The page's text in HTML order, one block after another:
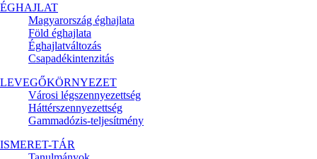
ÉGHAJLAT
Magyarország éghajlata
Föld éghajlata
Éghajlatváltozás
Csapadékintenzitás
LEVEGŐKÖRNYEZET
Városi légszennyezettség
Háttérszennyezettség
Gammadózis-teljesítmény
ISMERET-TÁR